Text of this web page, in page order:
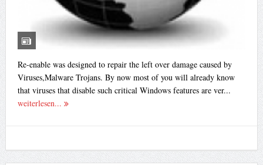
Re-enable was designed to repair the left over damage caused by
Viruses,Malware Trojans. By now most of you will already know
that viruses that disable such critical Windows features are ver...
weiterlesen...